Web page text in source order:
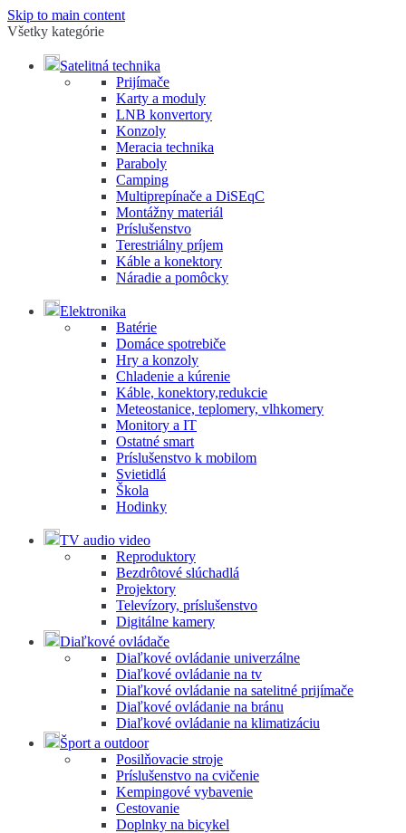
Skip to main content
Všetky kategórie
Satelitná technika
Prijímače
Karty a moduly
LNB konvertory
Konzoly
Meracia technika
Paraboly
Camping
Multiprepínače a DiSEqC
Montážny materiál
Príslušenstvo
Terestriálny príjem
Káble a konektory
Náradie a pomôcky
Elektronika
Batérie
Domáce spotrebiče
Hry a konzoly
Chladenie a kúrenie
Káble, konektory,redukcie
Meteostanice, teplomery, vlhkomery
Monitory a IT
Ostatné smart
Príslušenstvo k mobilom
Svietidlá
Škola
Hodinky
TV audio video
Reproduktory
Bezdrôtové slúchadlá
Projektory
Televízory, príslušenstvo
Digitálne kamery
Diaľkové ovládače
Diaľkové ovládanie univerzálne
Diaľkové ovládanie na tv
Diaľkové ovládanie na satelitné prijímače
Diaľkové ovládanie na bránu
Diaľkové ovládanie na klimatizáciu
Šport a outdoor
Posilňovacie stroje
Príslušenstvo na cvičenie
Kempingové vybavenie
Cestovanie
Doplnky na bicykel